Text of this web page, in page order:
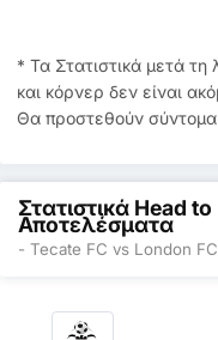
* Τα Στατιστικά μετά
και κόρνερ δεν είναι
Θα προστεθούν
Στατιστικά Head
Αποτελέσματα
- Tecate FC vs London FC